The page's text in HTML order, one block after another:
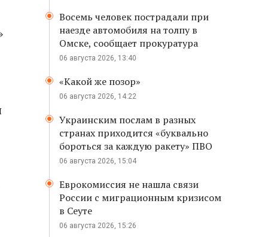
Восемь человек пострадали при
наезде автомобиля на толпу в
Омске, сообщает прокуратура
06 августа 2026, 13:40
«Какой же позор»
06 августа 2026, 14:22
Украинским послам в разных
странах приходится «буквально
бороться за каждую ракету» ПВО
06 августа 2026, 15:04
Еврокомиссия не нашла связи
России с миграционным кризисом
в Сеуте
06 августа 2026, 15:26